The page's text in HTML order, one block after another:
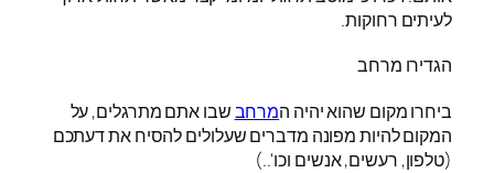
לעיתים רחוקות.
הגדירו מרחב
ביחרו מקום שהוא יהיה המרחבשבו אתם מתרגלים, על
המקום להיות מפונה מדברים שעלולים להסיח את דעתכם
(טלפון, רעשים, אנשים וכו'..)